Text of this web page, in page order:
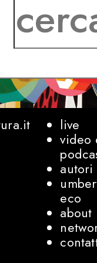
live
video
autori
eco
about